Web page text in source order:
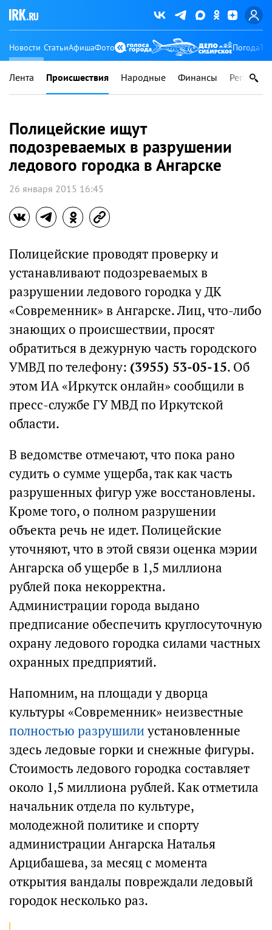
Новости СтатьиАфишаФото Погода
Лента Происшествия Народные Финансы Регионы
Полицейские ищут
подозреваемых в разрушении
ледового городка в Ангарске
26 января 2015 16:45
Полицейские проводят проверку и
устанавливают подозреваемых в
разрушении ледового городка у ДК
«Современник» в Ангарске. Лиц, что-либо
знающих о происшествии, просят
обратиться в дежурную часть городского
УМВД по телефону: (3955) 53-05-15. Об
этом ИА «Иркутск онлайн» сообщили в
пресс-службе ГУ МВД по Иркутской
области.
В ведомстве отмечают, что пока рано
судить о сумме ущерба, так как часть
разрушенных фигур уже восстановлены.
Кроме того, о полном разрушении
объекта речь не идет. Полицейские
уточняют, что в этой связи оценка мэрии
Ангарска об ущербе в 1,5 миллиона
рублей пока некорректна.
Администрации города выдано
предписание обеспечить круглосуточную
охрану ледового городка силами частных
охранных предприятий.
Напомним, на площади у дворца
культуры «Современник» неизвестные
полностью разрушилиустановленные
здесь ледовые горки и снежные фигуры.
Стоимость ледового городка составляет
около 1,5 миллиона рублей. Как отметила
начальник отдела по культуре,
молодежной политике и спорту
администрации Ангарска Наталья
Арцибашева, за месяц с момента
открытия вандалы повреждали ледовый
городок несколько раз.